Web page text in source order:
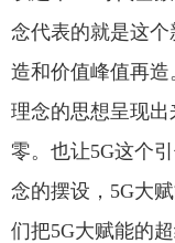
念代表的就是这
造和价值峰值再
理念的思想呈现
零。也让5G这个
念的摆设， 5G大
们把5G大赋能的